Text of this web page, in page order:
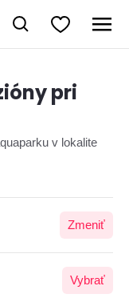
pri
v lokalite
Zmeniť
Vybrať